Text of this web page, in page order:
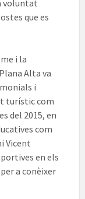
voluntat
que es
i la
Alta va
i
turístic com
del 2015, en
com
Vicent
en els
a conèixer